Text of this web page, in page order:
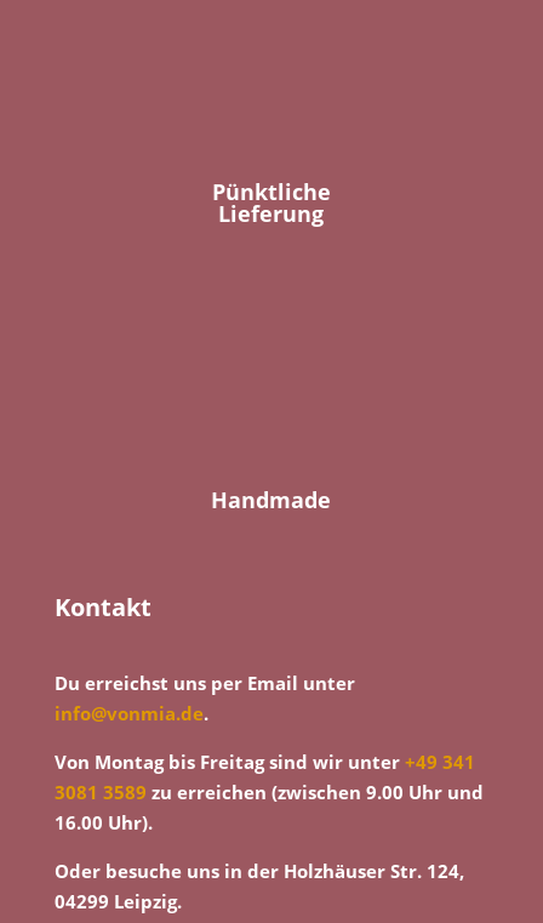
Pünktliche
Lieferung
Handmade
Kontakt
Du erreichst uns per Email unter
info@vonmia.de.
Von Montag bis Freitag sind wir unter +49 341
3081 3589 zu erreichen (zwischen 9.00 Uhr und
16.00 Uhr).
Oder besuche uns in der Holzhäuser Str. 124,
04299 Leipzig.